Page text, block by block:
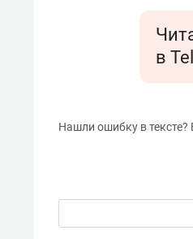
в
Нашли ошибку в тексте?